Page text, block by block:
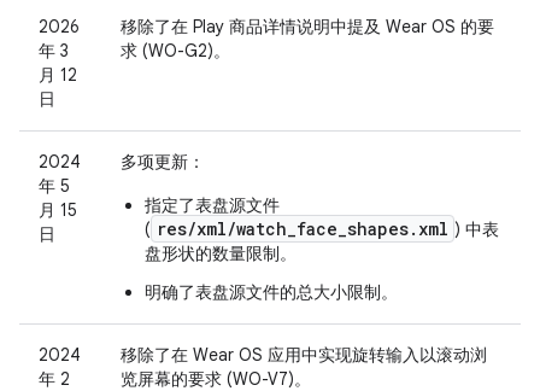
2026
年 3
月 12
日
移除了在 Play 商品详情说明中提及 Wear OS 的要
求 (WO-G2)。
2024
年 5
月 15
日
多项更新：
指定了表盘源文件
( res/xml/watch_face_shapes.xml ) 中表
盘形状的数量限制。
明确了表盘源文件的总大小限制。
2024
年 2
移除了在 Wear OS 应用中实现旋转输入以滚动浏
览屏幕的要求 (WO-V7)。